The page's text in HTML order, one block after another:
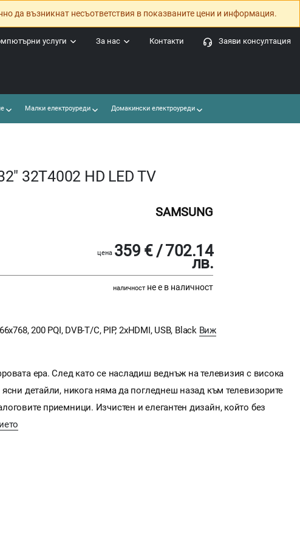
да възникнат несъответствия в показваните цени и информация.
Заяви консултация
Контакти
За нас
услуги
Малки електроуреди Домакински електроуреди
32T4002 HD LED TV
SAMSUNG
цена 359 € / 702.14
лв.
наличност не е в наличност
200 PQI, DVB-T/C, PIP, 2xHDMI, USB, Black Виж
ера. След като се насладиш веднъж на телевизия с висока
детайли, никога няма да погледнеш назад към телевизорите
приемници. Изчистен и елегантен дизайн, който без